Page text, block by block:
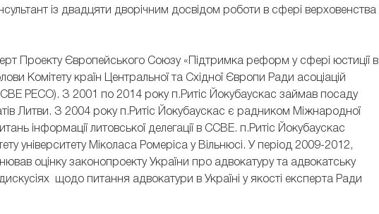
із двадцяти дворічним досвідом роботи в сфері верховенства
Проекту Європейського Союзу «Підтримка реформ у сфері юстиції в
Комітету країн Центральної та Східної Європи Ради асоціацій
PECO). З 2001 по 2014 року п.Ритіс Йокубаускас займав посаду
Литви. З 2004 року п.Ритіс Йокубаускас є радником Міжнародної
інформації литовської делегації в CCBE. п.Ритіс Йокубаускас
університету Міколаса Ромеріса у Вільнюсі. У період 2009-2012,
оцінку законопроекту України про адвокатуру та адвокатську
щодо питання адвокатури в Україні у якості експерта Ради